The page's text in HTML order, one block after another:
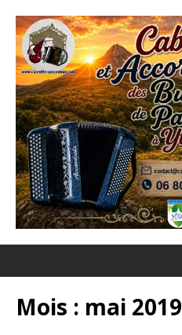
Mois : mai 2019